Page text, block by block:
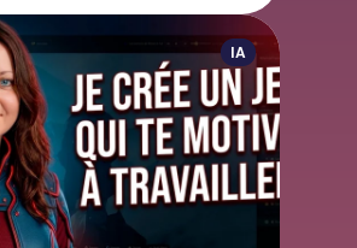
IA